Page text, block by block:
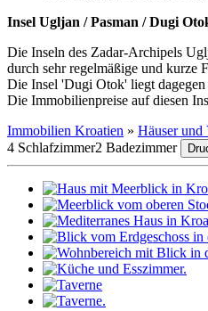
Insel Ugljan / Pasman / Dugi
Die Inseln des Zadar-Archipels
durch sehr regelmäßige und kurze
Die Insel 'Dugi Otok' liegt dagegen
Die Immobilienpreise auf diesen
Immobilien Kroatien » Häuser
4 Schlafzimmer2 Badezimmer